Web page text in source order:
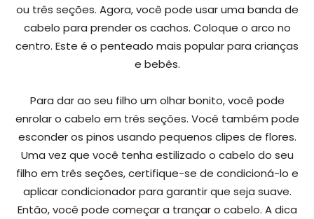
ou três seções. Agora, você pode usar uma banda de
cabelo para prender os cachos. Coloque o arco no
centro. Este é o penteado mais popular para crianças
e bebês.
Para dar ao seu filho um olhar bonito, você pode
enrolar o cabelo em três seções. Você também pode
esconder os pinos usando pequenos clipes de flores.
Uma vez que você tenha estilizado o cabelo do seu
filho em três seções, certifique-se de condicioná-lo e
aplicar condicionador para garantir que seja suave.
Então, você pode começar a trançar o cabelo. A dica